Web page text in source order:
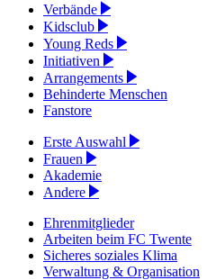
Verbände
Kidsclub
Young Reds
Initiativen
Arrangements
Behinderte Menschen
Fanstore
Erste Auswahl
Frauen
Akademie
Andere
Ehrenmitglieder
Arbeiten beim FC Twente
Sicheres soziales Klima
Verwaltung & Organisation